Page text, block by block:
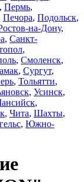
, Пермь,
Печора, Подольск,
на-Дону,
, Санкт-
,
, Смоленск,
, Сургут,
, Тольятти,
, Усинск,
,
, Чита, Шахты,
, Южно-